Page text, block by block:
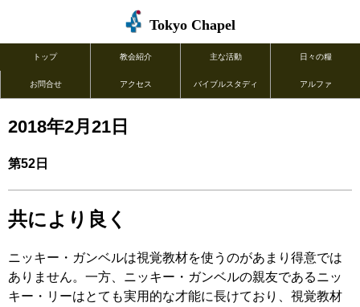
Tokyo Chapel
トップ 教会紹介 主な活動 日々の糧
お問合せ アクセス バイブルスタディ アルファ
2018年2月21日
第52日
共により良く
ニッキー・ガンベルは視覚教材を使うのがあまり得意では
ありません。一方、ニッキー・ガンベルの親友であるニッ
キー・リーはとても実用的な才能に長けており、視覚教材